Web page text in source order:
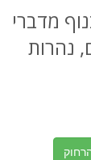
מדברי
נהרות